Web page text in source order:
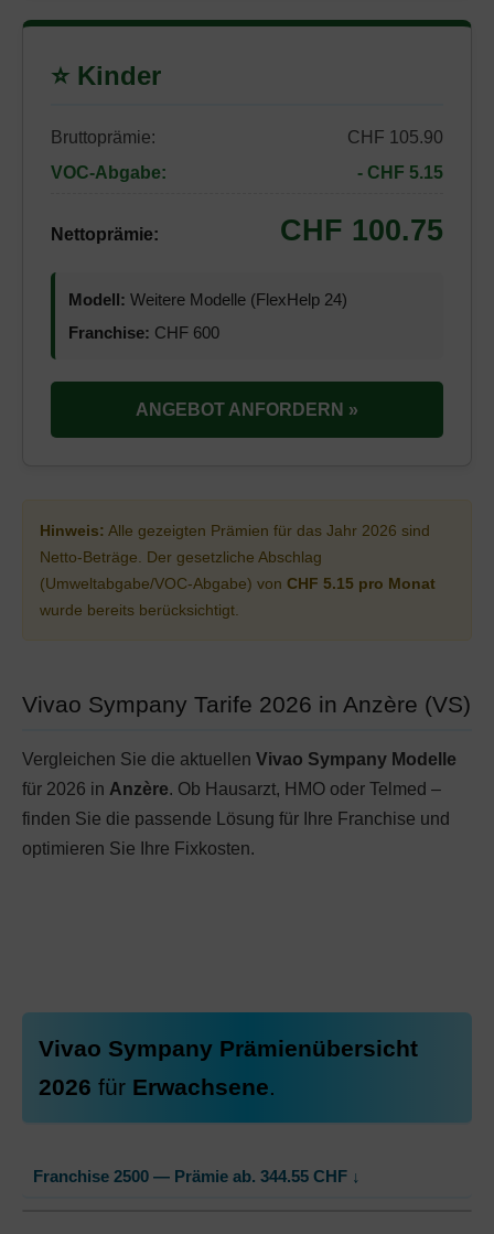
⭐ Kinder
Bruttoprämie:
CHF 105.90
VOC-Abgabe:
- CHF 5.15
Nettoprämie: CHF 100.75
Modell: Weitere Modelle (FlexHelp 24)
Franchise: CHF 600
ANGEBOT ANFORDERN »
Hinweis: Alle gezeigten Prämien für das Jahr 2026 sind
Netto-Beträge. Der gesetzliche Abschlag
(Umweltabgabe/VOC-Abgabe) von CHF 5.15 pro Monat
wurde bereits berücksichtigt.
Vivao Sympany Tarife 2026 in Anzère (VS)
Vergleichen Sie die aktuellen Vivao Sympany Modelle
für 2026 in Anzère. Ob Hausarzt, HMO oder Telmed –
finden Sie die passende Lösung für Ihre Franchise und
optimieren Sie Ihre Fixkosten.
Vivao Sympany Prämienübersicht
2026 für Erwachsene.
Franchise 2500 — Prämie ab. 344.55 CHF ↓